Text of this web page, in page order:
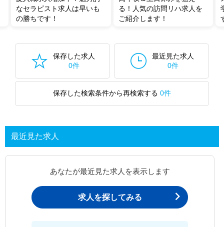
なセラピスト求人は早いも
の勝ちです！
る！人気の訪問リハ求人を
ご紹介します！
保存した求人
0件
最近見た求人
0件
保存した検索条件から再検索する 0件
最近見た求人
あなたが最近見た求人を表示します
求人を探してみる